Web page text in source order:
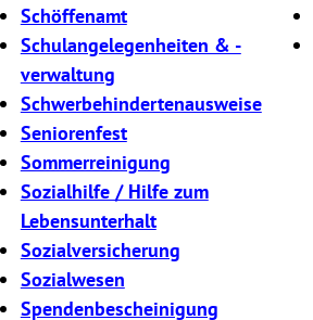
Schöffenamt
Schulangelegenheiten & -
verwaltung
Schwerbehindertenausweise
Seniorenfest
Sommerreinigung
Sozialhilfe / Hilfe zum
Lebensunterhalt
Sozialversicherung
Sozialwesen
Spendenbescheinigung